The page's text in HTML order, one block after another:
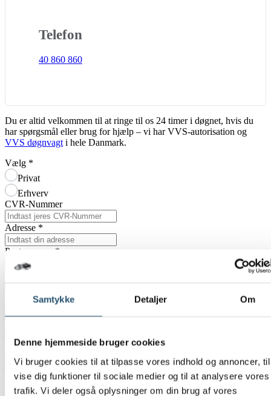
Samtykke Detaljer Om
Denne hjemmeside bruger cookies
Vi bruger cookies til at tilpasse vores indhold og annoncer,
vise dig funktioner til sociale medier og til at analysere vores
trafik. Vi deler også oplysninger om din brug af vores
Telefon
40 860 860
Du er altid velkommen til at ringe til os 24 timer i døgnet, hvis du
har spørgsmål eller brug for hjælp – vi har VVS-autorisation og
VVS døgnvagt i hele Danmark.
Vælg *
Privat
Erhverv
CVR-Nummer
Adresse *
Postnummer *
*
Besked*
Tilføj billeder eller tegninger